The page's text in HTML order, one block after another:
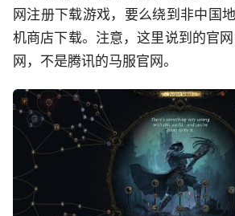
网注册下载游戏，要么绕到非中国
机商店下载。注意，这里说到的官
网，不是腾讯的马服官网。